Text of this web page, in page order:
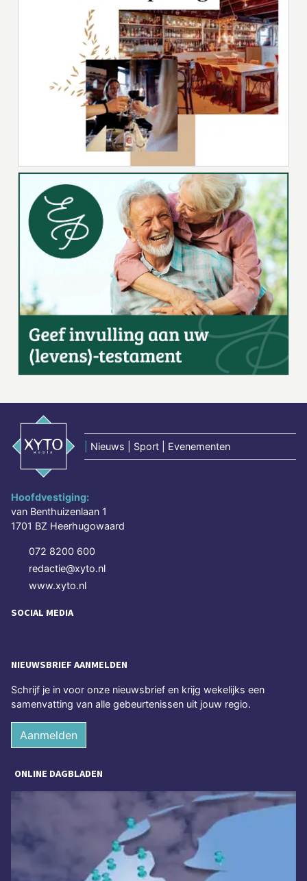
Nieuws | Sport | Evenementen
Hoofdvestiging:
van Benthuizenlaan 1
1701 BZ Heerhugowaard
072 8200 600
redactie@xyto.nl
www.xyto.nl
SOCIAL MEDIA
NIEUWSBRIEF AANMELDEN
Schrijf je in voor onze nieuwsbrief en krijg wekelijks een
samenvatting van alle gebeurtenissen uit jouw regio.
Aanmelden
ONLINE DAGBLADEN